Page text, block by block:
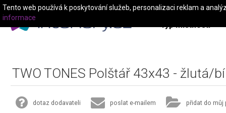
Typ místnosti
TWO TONES Polštář 43x43 - žlutá/
dotaz dodavateli poslat e-mailem přidat do můj
Tento web používá k poskytování služeb, personalizaci reklam a
informace